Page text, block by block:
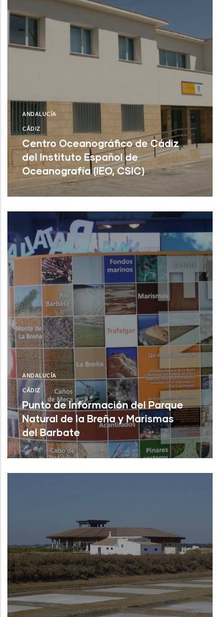
ANDALUCÍA
CÁDIZ
Centro Oceanográfico de Cádiz
del Instituto Español de
Oceanografía (IEO, CSIC)
Cádiz (Cádiz)NUEVO
ANDALUCÍA
CÁDIZ
Punto de Información del Parque
Natural de la Breña y Marismas
del Barbate
Barbate (Cádiz)